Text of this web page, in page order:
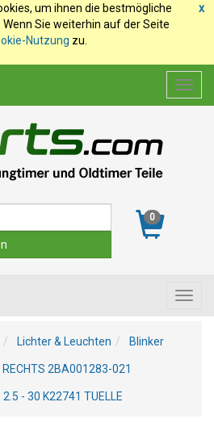
x
um ihnen die bestmögliche
Sie weiterhin auf der Seite
Nutzung zu.
0
Lichter & Leuchten Blinker
RECHTS 2BA001283-021
- 30 K22741 TUELLE